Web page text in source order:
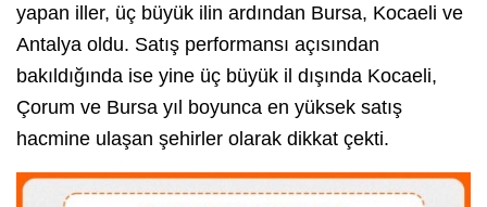
yapan iller, üç büyük ilin ardından Bursa, Kocaeli ve
Antalya oldu. Satış performansı açısından
bakıldığında ise yine üç büyük il dışında Kocaeli,
Çorum ve Bursa yıl boyunca en yüksek satış
hacmine ulaşan şehirler olarak dikkat çekti.